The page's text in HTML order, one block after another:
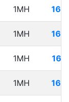
1MH
1MH
1MH
1MH